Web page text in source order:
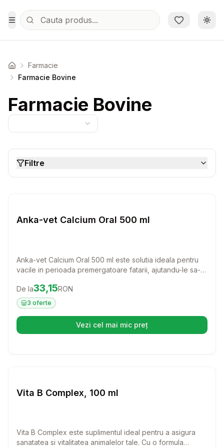
Sari la conținutul principal
Toggle Menu
Acasa Farmacie
Farmacie Bovine
Farmacie Bovine
Filtre
Anka-vet Calcium Oral 500 ml
Anka-vet Calcium Oral 500 ml este solutia ideala pentru
vacile in perioada premergatoare fatarii, ajutandu-le sa-si
este usor de administrat si contribuie la echilibrarea
deficitelor de magneziu si calciu, oferind astfel o ingrijire
completa animalelor tale.
Preț:33.15 RON
De la33,15RON
3 oferte
Vezi cel mai mic preț(se deschide într-o filă nouă)
Vita B Complex, 100 ml
Vita B Complex este suplimentul ideal pentru a asigura
sanatatea si vitalitatea animalelor tale. Cu o formula